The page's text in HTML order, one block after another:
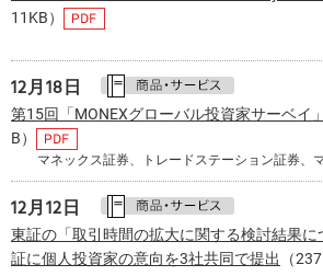
11KB）
12月18日
第15回「MONEXグローバル投資家サーベイ
B）
マネックス証券、トレードステーション証券、
12月12日
東証の「取引時間の拡大に関する検討結果に
証に個人投資家の意向を3社共同で提出
（